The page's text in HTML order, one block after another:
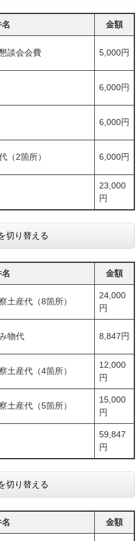
金額
談会会費 5,000円
6,000円
6,000円
（2箇所） 6,000円
23,000
円
切り替える
金額
土産代（8箇所）
24,000
円
物代 8,847円
土産代（4箇所）
12,000
円
土産代（5箇所）
15,000
円
59,847
円
切り替える
金額